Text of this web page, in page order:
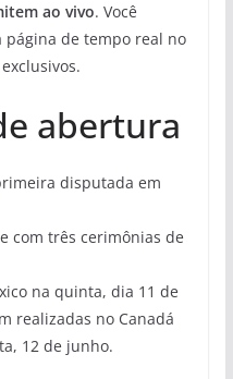
ao vivo. Você
página de tempo real no
abertura
disputada em
com três cerimônias de
na quinta, dia 11 de
realizadas no Canadá
12 de junho.